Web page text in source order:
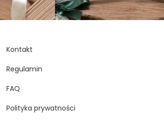
Kontakt
Regulamin
FAQ
Polityka prywatności